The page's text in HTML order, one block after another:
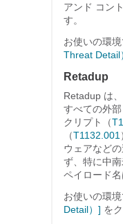
アンド コン
す。
お使いの環
Threat Detail
Retadup
Retadup は
すべての外
クリプト（
（T1132.001
ウェアなど
ず、特に中
ペイロード
お使いの環
Detail）] を